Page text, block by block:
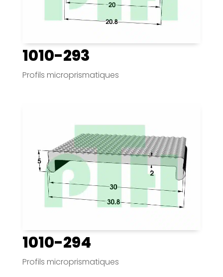
1010-293
Profils microprismatiques
1010-294
Profils microprismatiques